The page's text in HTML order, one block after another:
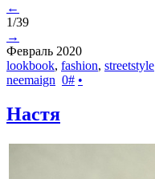
←
1/39
→
Февраль 2020
lookbook, fashion, streetstyle
neemaign 0# •
Настя